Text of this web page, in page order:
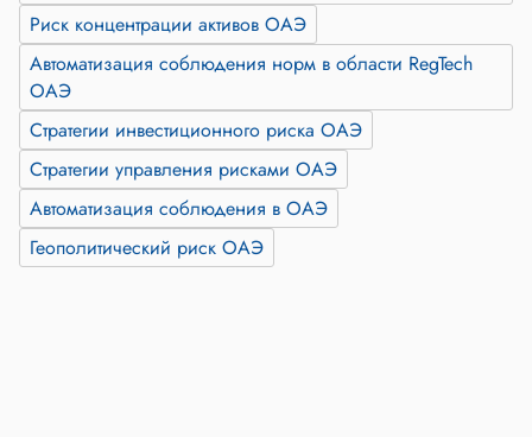
Риск концентрации активов ОАЭ
Автоматизация соблюдения норм в области RegTech
ОАЭ
Стратегии инвестиционного риска ОАЭ
Стратегии управления рисками ОАЭ
Автоматизация соблюдения в ОАЭ
Геополитический риск ОАЭ